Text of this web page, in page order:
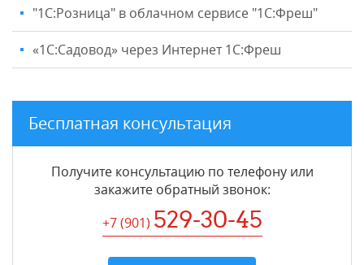
"1C:Розница" в облачном сервисе "1С:Фреш"
«1С:Садовод» через Интернет 1С:Фреш
Бесплатная консультация
Получите консультацию по телефону или
закажите обратный звонок:
+7 (901) 529-30-45